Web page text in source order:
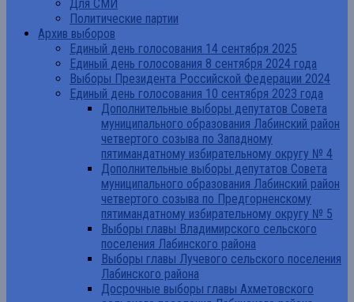
Для СМИ
Политические партии
Архив выборов
Единый день голосования 14 сентября 2025
Единый день голосования 8 сентября 2024 года
Выборы Президента Российской Федерации 2024
Единый день голосования 10 сентября 2023 года
Дополнительные выборы депутатов Совета
муниципального образования Лабинский район
четвертого созыва по Западному
пятимандатному избирательному округу № 4
Дополнительные выборы депутатов Совета
муниципального образования Лабинский район
четвертого созыва по Предгорненскому
пятимандатному избирательному округу № 5
Выборы главы Владимирского сельского
поселения Лабинского района
Выборы главы Лучевого сельского поселения
Лабинского района
Досрочные выборы главы Ахметовского